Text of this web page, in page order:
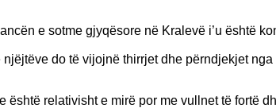
e sotme gjyqësore në Kralevë i’u është
do të vijojnë thirrjet dhe përndjekjet nga
është relativisht e mirë por me vullnet të fortë